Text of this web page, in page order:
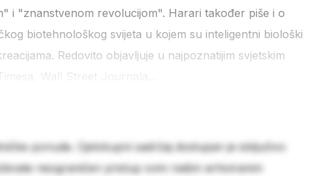
i "znanstvenom revolucijom". Harari također piše i o
biotehnološkog svijeta u kojem su inteligentni biološki
Redovito objavljuje u najpoznatijim svjetskim
ponude. Cjelokupni sadržaj dostupan je isključivo
neograničen pristup svim našim arhiviranim